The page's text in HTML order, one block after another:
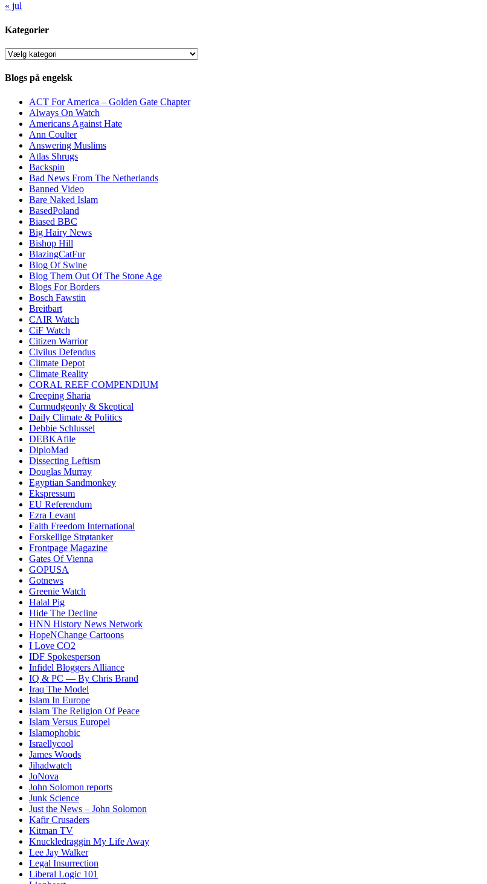
« jul
Kategorier
Kategorier
Blogs på engelsk
ACT For America – Golden Gate Chapter
Always On Watch
Americans Against Hate
Ann Coulter
Answering Muslims
Atlas Shrugs
Backspin
Bad News From The Netherlands
Banned Video
Bare Naked Islam
BasedPoland
Biased BBC
Big Hairy News
Bishop Hill
BlazingCatFur
Blog Of Swine
Blog Them Out Of The Stone Age
Blogs For Borders
Bosch Fawstin
Breitbart
CAIR Watch
CiF Watch
Citizen Warrior
Civilus Defendus
Climate Depot
Climate Reality
CORAL REEF COMPENDIUM
Creeping Sharia
Curmudgeonly & Skeptical
Daily Climate & Politics
Debbie Schlussel
DEBKAfile
DiploMad
Dissecting Leftism
Douglas Murray
Egyptian Sandmonkey
Ekspressum
EU Referendum
Ezra Levant
Faith Freedom International
Forskellige Strøtanker
Frontpage Magazine
Gates Of Vienna
GOPUSA
Gotnews
Greenie Watch
Halal Pig
Hide The Decline
HNN History News Network
HopeNChange Cartoons
I Love CO2
IDF Spokesperson
Infidel Bloggers Alliance
IQ & PC — By Chris Brand
Iraq The Model
Islam In Europe
Islam The Religion Of Peace
Islam Versus Europel
Islamophobic
Israellycool
James Woods
Jihadwatch
JoNova
John Solomon reports
Junk Science
Just the News – John Solomon
Kafir Crusaders
Kitman TV
Knuckledraggin My Life Away
Lee Jay Walker
Legal Insurrection
Liberal Logic 101